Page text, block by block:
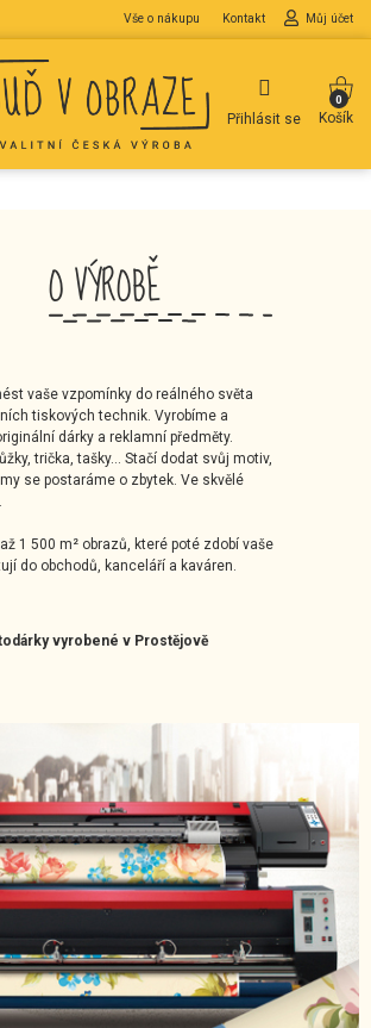
Vše o nákupu Kontakt Můj účet
Přihlásit se
0
Košík
O VÝROBĚ
vaše vzpomínky do reálného světa
tiskových technik. Vyrobíme a
dárky a reklamní předměty.
trička, tašky… Stačí dodat svůj motiv,
se postaráme o zbytek. Ve skvělé
1 500 m² obrazů, které poté zdobí vaše
do obchodů, kanceláří a kaváren.
vyrobené v Prostějově